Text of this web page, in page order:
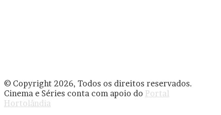
© Copyright 2026, Todos os direitos reservados.
Cinema e Séries conta com apoio do Portal
Hortolândia